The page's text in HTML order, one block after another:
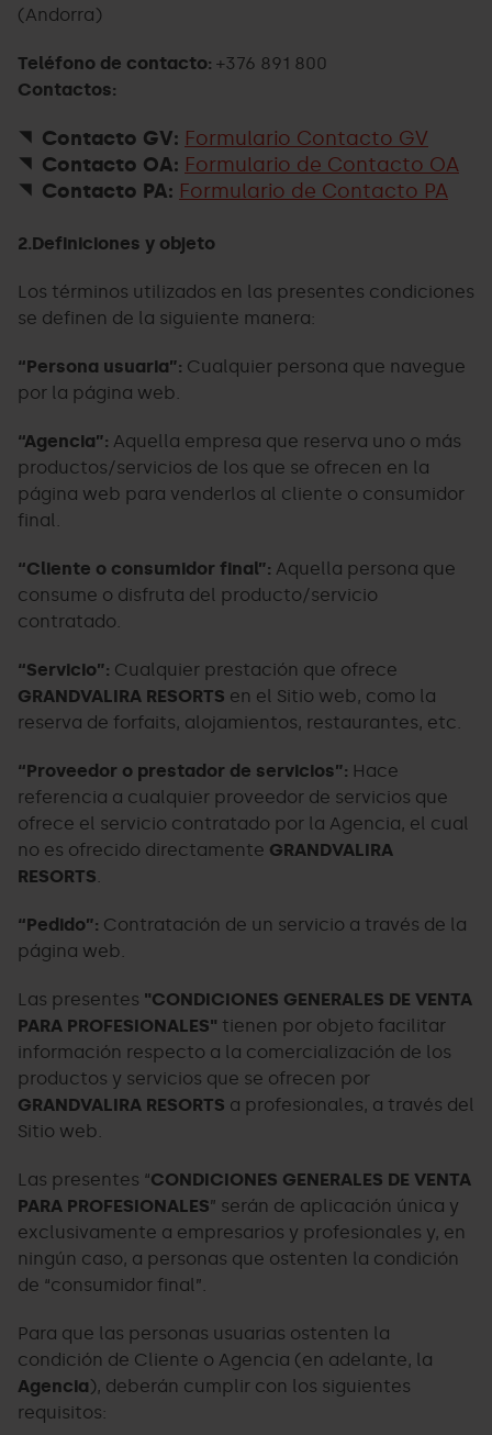
(Andorra)
Teléfono de contacto: +376 891 800
Contactos:
Contacto GV: Formulario Contacto GV
Contacto OA: Formulario de Contacto OA
Contacto PA: Formulario de Contacto PA
2.Definiciones y objeto
Los términos utilizados en las presentes condiciones
se definen de la siguiente manera:
“Persona usuaria”: Cualquier persona que navegue
por la página web.
“Agencia”: Aquella empresa que reserva uno o más
productos/servicios de los que se ofrecen en la
página web para venderlos al cliente o consumidor
final.
“Cliente o consumidor final”: Aquella persona que
consume o disfruta del producto/servicio
contratado.
“Servicio”: Cualquier prestación que ofrece
GRANDVALIRA RESORTS en el Sitio web, como la
reserva de forfaits, alojamientos, restaurantes, etc.
“Proveedor o prestador de servicios”: Hace
referencia a cualquier proveedor de servicios que
ofrece el servicio contratado por la Agencia, el cual
no es ofrecido directamente GRANDVALIRA
RESORTS.
“Pedido”: Contratación de un servicio a través de la
página web.
Las presentes "CONDICIONES GENERALES DE VENTA
PARA PROFESIONALES" tienen por objeto facilitar
información respecto a la comercialización de los
productos y servicios que se ofrecen por
GRANDVALIRA RESORTS a profesionales, a través del
Sitio web.
Las presentes “CONDICIONES GENERALES DE VENTA
PARA PROFESIONALES” serán de aplicación única y
exclusivamente a empresarios y profesionales y, en
ningún caso, a personas que ostenten la condición
de “consumidor final”.
Para que las personas usuarias ostenten la
condición de Cliente o Agencia (en adelante, la
Agencia), deberán cumplir con los siguientes
requisitos: